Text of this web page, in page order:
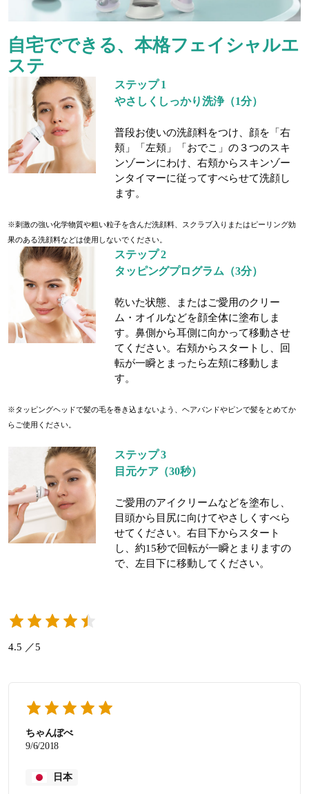
自宅でできる、本格フェイシャルエ
ステ
ステップ 1
やさしくしっかり洗浄（1分）
普段お使いの洗顔料をつけ、顔を「右
頬」「左頬」「おでこ」の３つのスキ
ンゾーンにわけ、右頬からスキンゾー
ンタイマーに従ってすべらせて洗顔し
ます。
※刺激の強い化学物質や粗い粒子を含んだ洗顔料、スクラブ入りまたはピーリング効
果のある洗顔料などは使用しないでください。
ステップ 2
タッピングプログラム（3分）
乾いた状態、またはご愛用のクリー
ム・オイルなどを顔全体に塗布しま
す。鼻側から耳側に向かって移動させ
てください。右頬からスタートし、回
転が一瞬とまったら左頬に移動しま
す。
※タッピングヘッドで髪の毛を巻き込まないよう、ヘアバンドやピンで髪をとめてか
らご使用ください。
ステップ 3
目元ケア（30秒）
ご愛用のアイクリームなどを塗布し、
目頭から目尻に向けてやさしくすべら
せてください。右目下からスタート
し、約15秒で回転が一瞬とまりますの
で、左目下に移動してください。
4.5 ／5
ちゃんぼべ
9/6/2018
日本